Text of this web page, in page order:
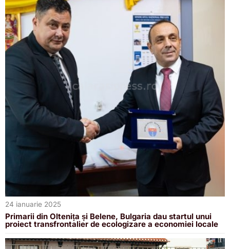
24 ianuarie 2025
Primarii din Oltenița și Belene, Bulgaria dau startul unui
proiect transfrontalier de ecologizare a economiei locale